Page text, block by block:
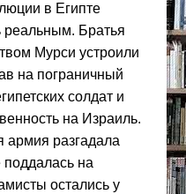
в Египте
реальным. Братья
Мурси устроили
на пограничный
солдат и
на Израиль.
армия разгадала
на
остались у